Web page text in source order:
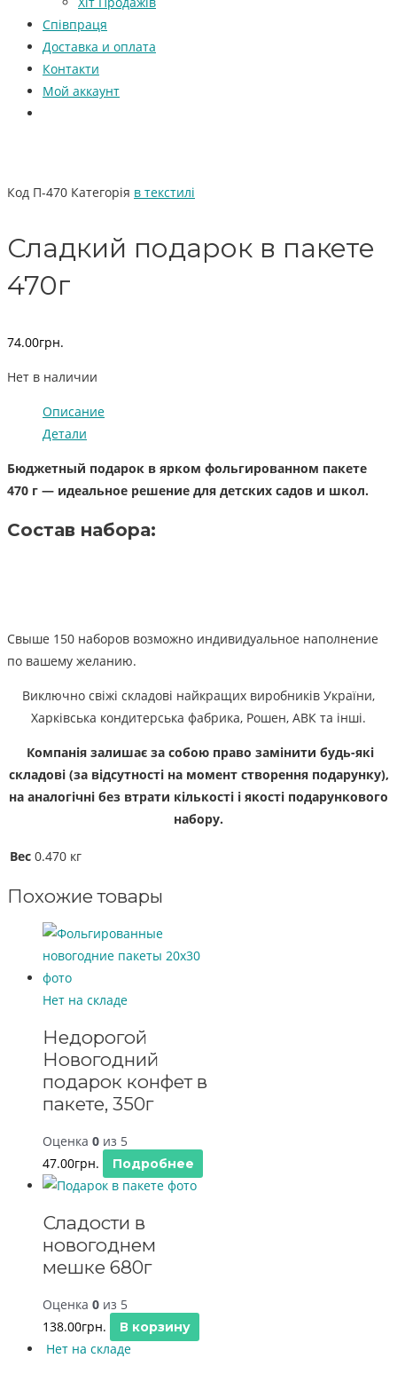
Співпраця
Доставка и оплата
Контакти
Мой аккаунт
Код П-470 Категорія в текстилі
Сладкий подарок в пакете
470г
74.00грн.
Нет в наличии
Описание
Детали
Бюджетный подарок в ярком фольгированном пакете
470 г — идеальное решение для детских садов и школ.
Состав набора:
Свыше 150 наборов возможно индивидуальное наполнение
по вашему желанию.
Виключно свіжі складові найкращих виробників України,
Харківська кондитерська фабрика, Рошен, АВК та інші.
Компанія залишає за собою право замінити будь-які
складові (за відсутності на момент створення подарунку),
на аналогічні без втрати кількості і якості подарункового
набору.
Вес 0.470 кг
Похожие товары
Нет на складе
Недорогой
Новогодний
подарок конфет в
пакете, 350г
Оценка 0 из 5
47.00грн. Подробнее
Сладости в
новогоднем
мешке 680г
Оценка 0 из 5
138.00грн. В корзину
Нет на складе